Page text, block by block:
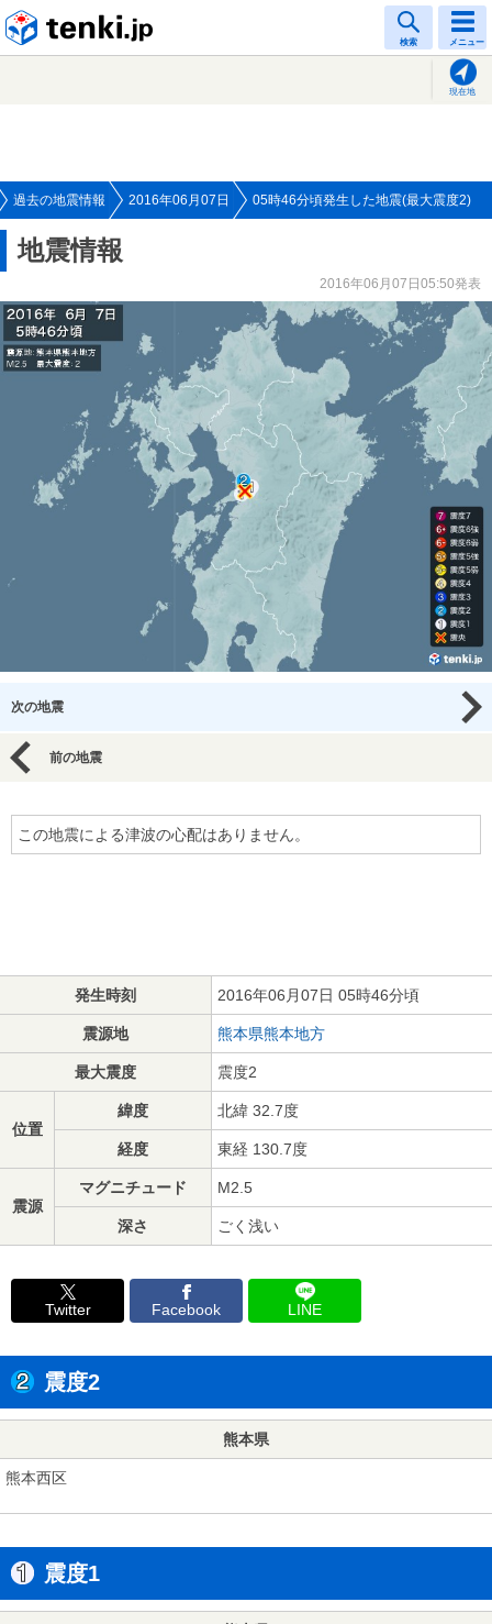
検索 メニュー
現在地
過去の地震情報 2016年06月07日 05時46分頃発生した地震(最大震度2)
地震情報
2016年06月07日05:50発表
次の地震
前の地震
この地震による津波の心配はありません。
発生時刻 2016年06月07日 05時46分頃
震源地 熊本県熊本地方
最大震度 震度2
位置
緯度 北緯 32.7度
経度 東経 130.7度
震源
マグニチュード M2.5
深さ ごく浅い
Twitter Facebook LINE
震度2
熊本県
熊本西区
震度1